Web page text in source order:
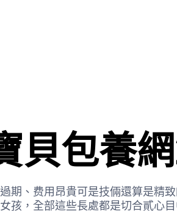
包養網
期、费用昂貴可是技倆還算是精
孩，全部這些長處都是切合貳心